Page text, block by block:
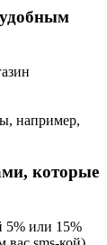
например,
которые
5% или 15%